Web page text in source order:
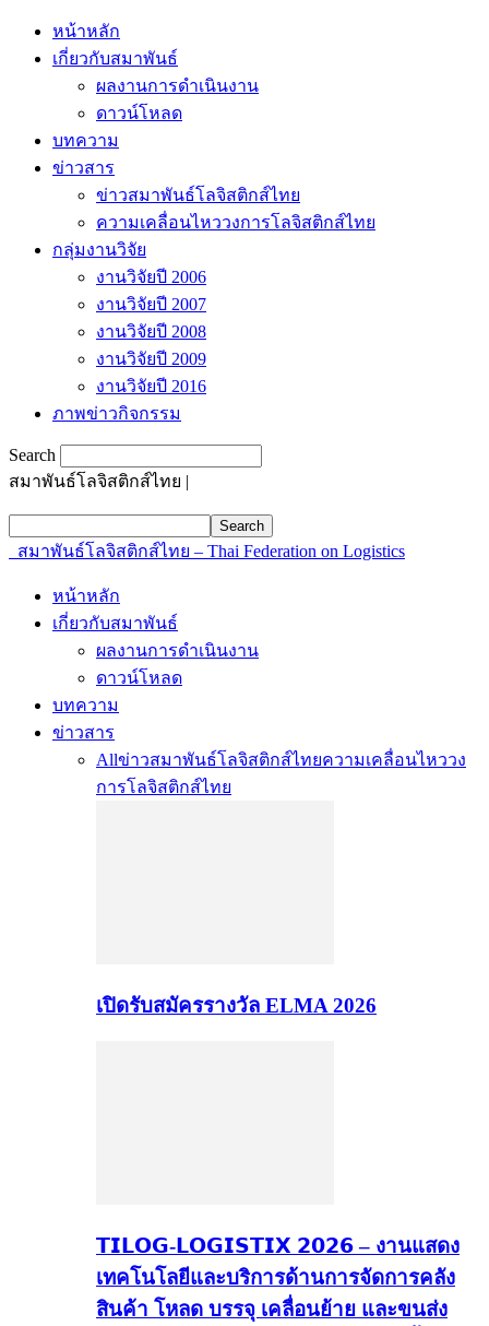
หน้าหลัก
เกี่ยวกับสมาพันธ์
ผลงานการดำเนินงาน
ดาวน์โหลด
บทความ
ข่าวสาร
ข่าวสมาพันธ์โลจิสติกส์ไทย
ความเคลื่อนไหววงการโลจิสติกส์ไทย
กลุ่มงานวิจัย
งานวิจัยปี 2006
งานวิจัยปี 2007
งานวิจัยปี 2008
งานวิจัยปี 2009
งานวิจัยปี 2016
ภาพข่าวกิจกรรม
Search
สมาพันธ์โลจิสติกส์ไทย |
สมาพันธ์โลจิสติกส์ไทย – Thai Federation on Logistics
หน้าหลัก
เกี่ยวกับสมาพันธ์
ผลงานการดำเนินงาน
ดาวน์โหลด
บทความ
ข่าวสาร
Allข่าวสมาพันธ์โลจิสติกส์ไทยความเคลื่อนไหววง
การโลจิสติกส์ไทย
เปิดรับสมัครรางวัล ELMA 2026
𝗧𝗜𝗟𝗢𝗚-𝗟𝗢𝗚𝗜𝗦𝗧𝗜𝗫 𝟮𝟬𝟮𝟲 – งานแสดง
เทคโนโลยีและบริการด้านการจัดการคลัง
สินค้า โหลด บรรจุ เคลื่อนย้าย และขนส่ง